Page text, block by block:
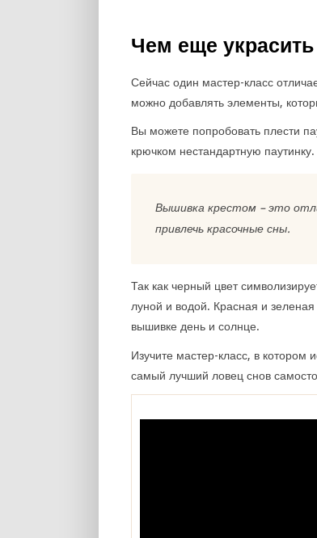
Чем еще
Сейчас один мастер-класс
можно добавлять элементы,
Вы можете попробовать плести
крючком нестандартную паутинку.
Вышивка крестом – это
привлечь красочные сны.
Так как черный цвет
луной и водой. Красная и
вышивке день и солнце.
Изучите мастер-класс, в котором
самый лучший ловец снов